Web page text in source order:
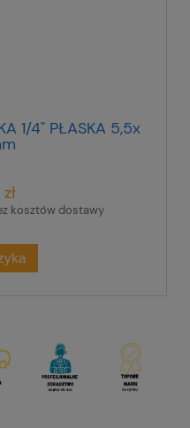
1/4" PŁASKA 5,5x
kosztów dostawy